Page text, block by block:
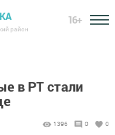
район
16+
в РТ стали
1396 0 0